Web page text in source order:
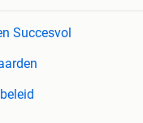
Succesvol